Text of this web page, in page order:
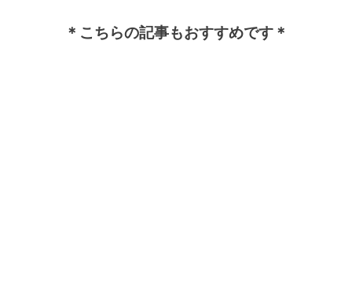
＊こちらの記事もおすすめです＊